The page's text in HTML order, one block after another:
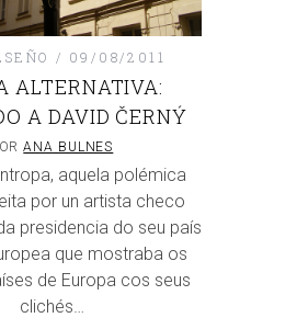
09/08/2011
ALTERNATIVA:
A DAVID ČERNÝ
ANA BULNES
aquela polémica
por un artista checo
presidencia do seu país
que mostraba os
de Europa cos seus
clichés…